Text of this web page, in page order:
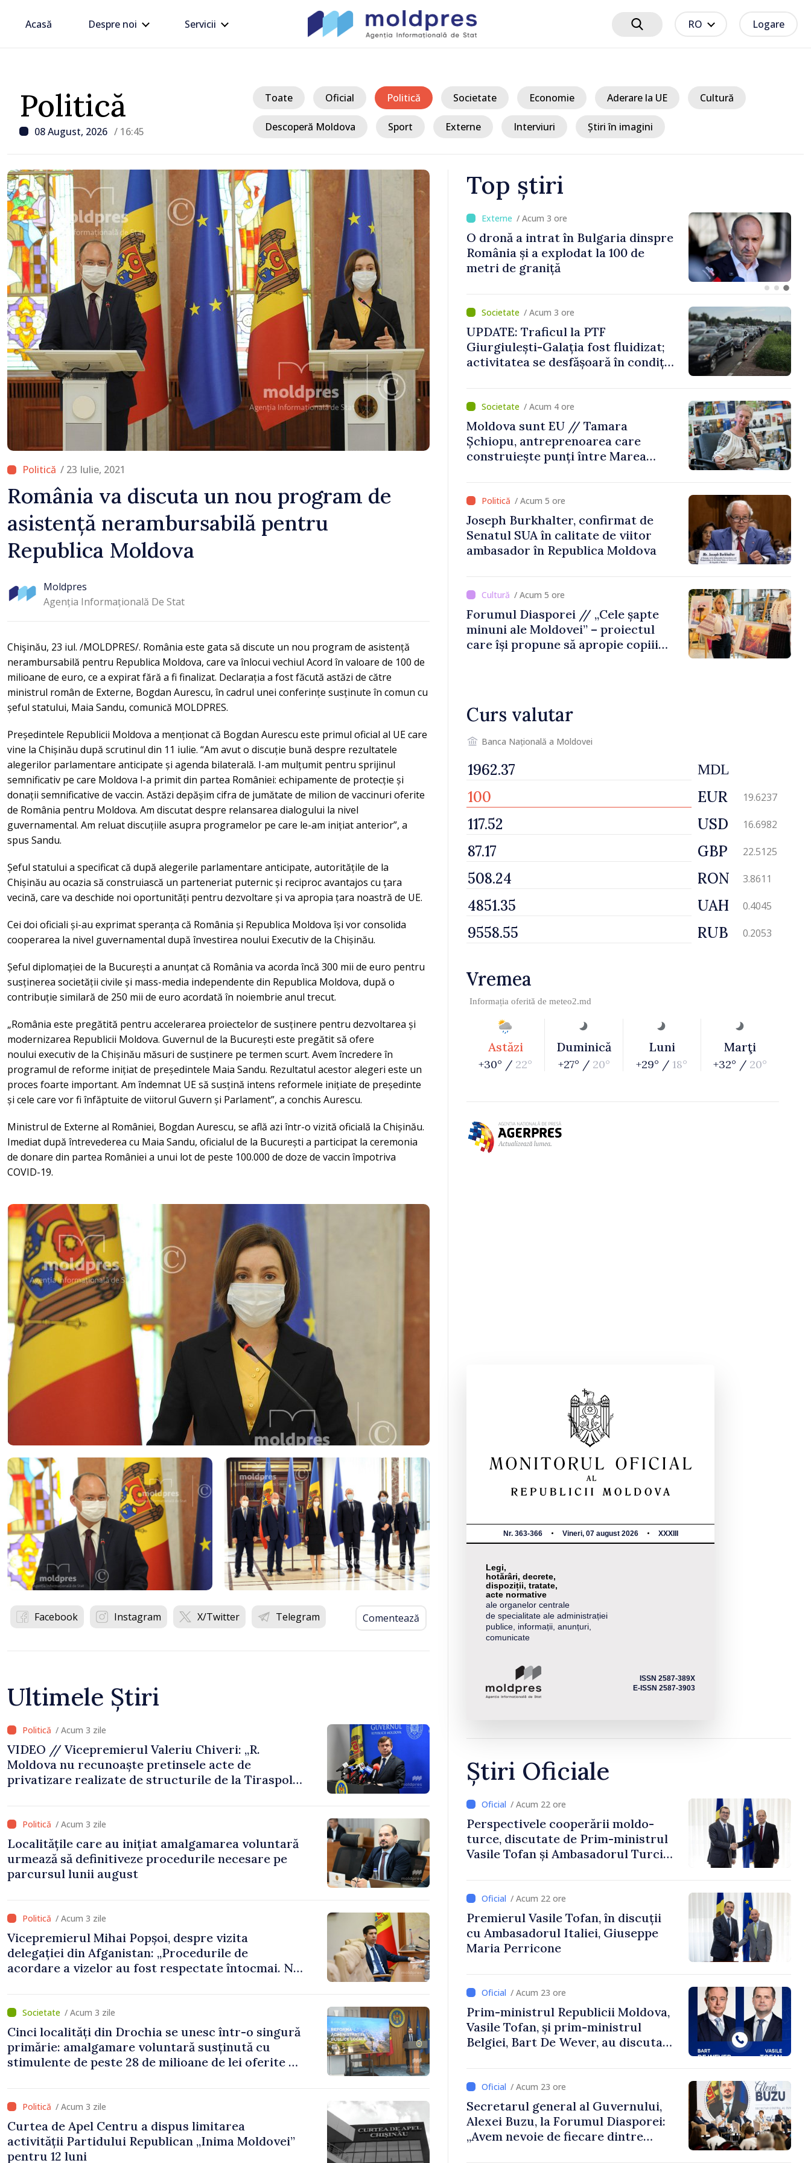
Acasă Despre noi Servicii RO Logare
Politică
08 August, 2026 / 16:45
Toate Oficial Politică Societate Economie Aderare la UE Cultură
Descoperă Moldova Sport Externe Interviuri Știri în imagini
/ 23 Iulie, 2021
România va discuta un nou program de
asistență nerambursabilă pentru
Republica Moldova
Moldpres
Agenția Informațională De Stat
Chişinău, 23 iul. /MOLDPRES/. România este gata să discute un nou program de asistență
nerambursabilă pentru Republica Moldova, care va înlocui vechiul Acord în valoare de 100 de
milioane de euro, ce a expirat fără a fi finalizat. Declarația a fost făcută astăzi de către
ministrul român de Externe, Bogdan Aurescu, în cadrul unei conferințe susținute în comun cu
șeful statului, Maia Sandu, comunică MOLDPRES.
Președintele Republicii Moldova a menționat că Bogdan Aurescu este primul oficial al UE care
vine la Chișinău după scrutinul din 11 iulie. “Am avut o discuție bună despre rezultatele
alegerilor parlamentare anticipate și agenda bilaterală. I-am mulțumit pentru sprijinul
semnificativ pe care Moldova l-a primit din partea României: echipamente de protecție și
donații semnificative de vaccin. Astăzi depășim cifra de jumătate de milion de vaccinuri oferite
de România pentru Moldova. Am discutat despre relansarea dialogului la nivel
guvernamental. Am reluat discuțiile asupra programelor pe care le-am inițiat anterior”, a
spus Sandu.
Șeful statului a specificat că după alegerile parlamentare anticipate, autoritățile de la
Chișinău au ocazia să construiască un parteneriat puternic și reciproc avantajos cu țara
vecină, care va deschide noi oportunități pentru dezvoltare și va apropia țara noastră de UE.
Cei doi oficiali și-au exprimat speranța că România și Republica Moldova își vor consolida
cooperarea la nivel guvernamental după învestirea noului Executiv de la Chișinău.
Șeful diplomației de la București a anunțat că România va acorda încă 300 mii de euro pentru
susținerea societății civile și mass-media independente din Republica Moldova, după o
contribuție similară de 250 mii de euro acordată în noiembrie anul trecut.
„România este pregătită pentru accelerarea proiectelor de susținere pentru dezvoltarea și
modernizarea Republicii Moldova. Guvernul de la București este pregătit să ofere
noului executiv de la Chișinău măsuri de susținere pe termen scurt. Avem încredere în
programul de reforme inițiat de președintele Maia Sandu. Rezultatul acestor alegeri este un
proces foarte important. Am îndemnat UE să susțină intens reformele inițiate de președinte
și cele care vor fi înfăptuite de viitorul Guvern și Parlament”, a conchis Aurescu.
Ministrul de Externe al României, Bogdan Aurescu, se află azi într-o vizită oficială la Chișinău.
Imediat după întrevederea cu Maia Sandu, oficialul de la București a participat la ceremonia
de donare din partea României a unui lot de peste 100.000 de doze de vaccin împotriva
COVID-19.
Facebook Instagram X/Twitter Telegram Comentează
Ultimele Știri
/ Acum 3 zile
VIDEO // Vicepremierul Valeriu Chiveri: „R.
Moldova nu recunoaște pretinsele acte de
privatizare realizate de structurile de la Tiraspol
/ Acum 3 zile
Localitățile care au inițiat amalgamarea voluntară
urmează să definitiveze procedurile necesare pe
parcursul lunii august
/ Acum 3 zile
Vicepremierul Mihai Popșoi, despre vizita
delegației din Afganistan: „Procedurile de
acordare a vizelor au fost respectate întocmai. Nu
/ Acum 3 zile
Cinci localități din Drochia se unesc într-o singură
primărie: amalgamare voluntară susținută cu
stimulente de peste 28 de milioane de lei oferite de
/ Acum 3 zile
Curtea de Apel Centru a dispus limitarea
activității Partidului Republican „Inima Moldovei”
pentru 12 luni
Top știri
/ Acum 1 oră
Ministerul Apărării Naționale al
României, despre drona explodată
în Bulgaria: „Radarele noastre nu au
detectat niciun vehicul aerian”
/ Acum 3 ore
O dronă a intrat în Bulgaria dinspre
România și a explodat la 100 de
metri de graniță
/ Acum 3 ore
UPDATE: Traficul la PTF
Giurgiulești-Galația fost fluidizat;
activitatea se desfășoară în condiții
/ Acum 4 ore
Moldova sunt EU // Tamara
Șchiopu, antreprenoarea care
construiește punți între Marea
/ Acum 5 ore
Joseph Burkhalter, confirmat de
Senatul SUA în calitate de viitor
ambasador în Republica Moldova
/ Acum 5 ore
Forumul Diasporei // „Cele șapte
minuni ale Moldovei” – proiectul
care își propune să apropie copiii
Curs valutar
Banca Națională a Moldovei
MDL
EUR 19.6237
USD 16.6982
GBP 22.5125
RON 3.8611
UAH 0.4045
RUB 0.2053
Vremea
Informația oferită de meteo2.md
Astăzi
+30° / 22°
Duminică
+27° / 20°
Luni
+29° / 18°
Marţi
+32° / 20°
Nr. 363-366 Vineri, 07 august 2026 XXXIII
Legi,
hotărâri, decrete,
dispoziții, tratate,
acte normative
ale organelor centrale
de specialitate ale administrației
publice, informații, anunțuri,
comunicate
ISSN 2587-389X
E-ISSN 2587-3903
Știri Oficiale
/ Acum 22 ore
Perspectivele cooperării moldo-
turce, discutate de Prim-ministrul
Vasile Tofan și Ambasadorul Turciei,
/ Acum 22 ore
Premierul Vasile Tofan, în discuții
cu Ambasadorul Italiei, Giuseppe
Maria Perricone
/ Acum 23 ore
Prim-ministrul Republicii Moldova,
Vasile Tofan, și prim-ministrul
Belgiei, Bart De Wever, au discutat
/ Acum 23 ore
Secretarul general al Guvernului,
Alexei Buzu, la Forumul Diasporei:
„Avem nevoie de fiecare dintre